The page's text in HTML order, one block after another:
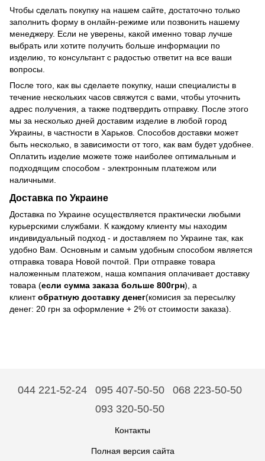
Чтобы сделать покупку на нашем сайте, достаточно только
заполнить форму в онлайн-режиме или позвонить нашему
менеджеру. Если не уверены, какой именно товар лучше
выбрать или хотите получить больше информации по
изделию, то консультант с радостью ответит на все ваши
вопросы.
После того, как вы сделаете покупку, наши специалисты в
течение нескольких часов свяжутся с вами, чтобы уточнить
адрес получения, а также подтвердить отправку. После этого
мы за несколько дней доставим изделие в любой город
Украины, в частности в Харьков. Способов доставки может
быть несколько, в зависимости от того, как вам будет удобнее.
Оплатить изделие можете тоже наиболее оптимальным и
подходящим способом - электронным платежом или
наличными.
Доставка по Украине
Доставка по Украине осуществляется практически любыми
курьерскими службами. К каждому клиенту мы находим
индивидуальный подход - и доставляем по Украине так, как
удобно Вам. Основным и самым удобным способом является
отправка товара Новой почтой. При отправке товара
наложенным платежом, наша компания оплачивает доставку
товара (если сумма заказа больше 800грн), а
клиентобратную доставку денег(комисия за пересылку
денег: 20 грн за оформление + 2% от стоимости заказа).
044 221-52-24 095 407-50-50
068 223-50-50
093 320-50-50
Контакты
Полная версия сайта